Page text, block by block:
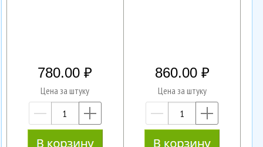
780.00
Цена за штуку
—
860.00
Цена за штуку
—